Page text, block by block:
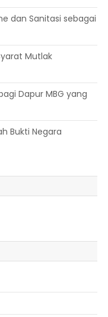
dan Sanitasi sebagai
Mutlak
Dapur MBG yang
Bukti Negara